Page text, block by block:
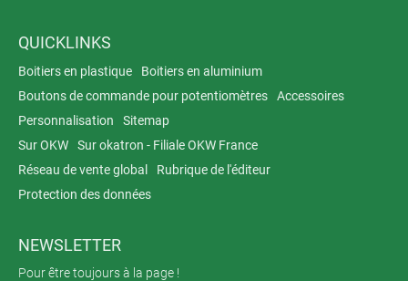
QUICKLINKS
Boitiers en plastique
Boitiers en aluminium
Boutons de commande pour potentiomètres
Accessoires
Personnalisation
Sitemap
Sur OKW
Sur okatron - Filiale OKW France
Réseau de vente global
Rubrique de l'éditeur
Protection des données
NEWSLETTER
Pour être toujours à la page !